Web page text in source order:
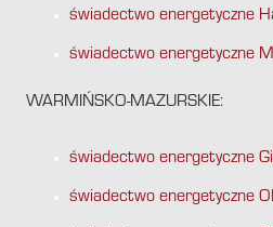
świadectwo energetyczne
świadectwo energetyczne
WARMIŃSKO-MAZURSKIE:
świadectwo energetyczne
świadectwo energetyczne